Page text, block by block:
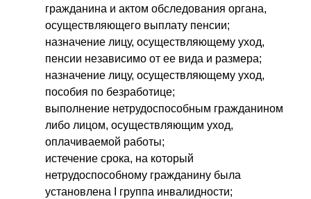
гражданина и актом обследования органа,
осуществляющего выплату пенсии;
назначение лицу, осуществляющему уход,
пенсии независимо от ее вида и размера;
назначение лицу, осуществляющему уход,
пособия по безработице;
выполнение нетрудоспособным гражданином
либо лицом, осуществляющим уход,
оплачиваемой работы;
истечение срока, на который
нетрудоспособному гражданину была
установлена I группа инвалидности;